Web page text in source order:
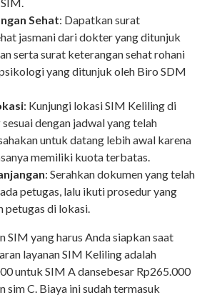
Sehat: Dapatkan surat
jasmani dari dokter yang ditunjuk
serta surat keterangan sehat rohani
yang ditunjuk oleh Biro SDM
: Kunjungi lokasi SIM Keliling di
dengan jadwal yang telah
untuk datang lebih awal karena
memiliki kuota terbatas.
: Serahkan dokumen yang telah
petugas, lalu ikuti prosedur yang
petugas di lokasi.
SIM yang harus Anda siapkan saat
layanan SIM Keliling adalah
untuk SIM A dansebesar Rp265.000
sim C. Biaya ini sudah termasuk